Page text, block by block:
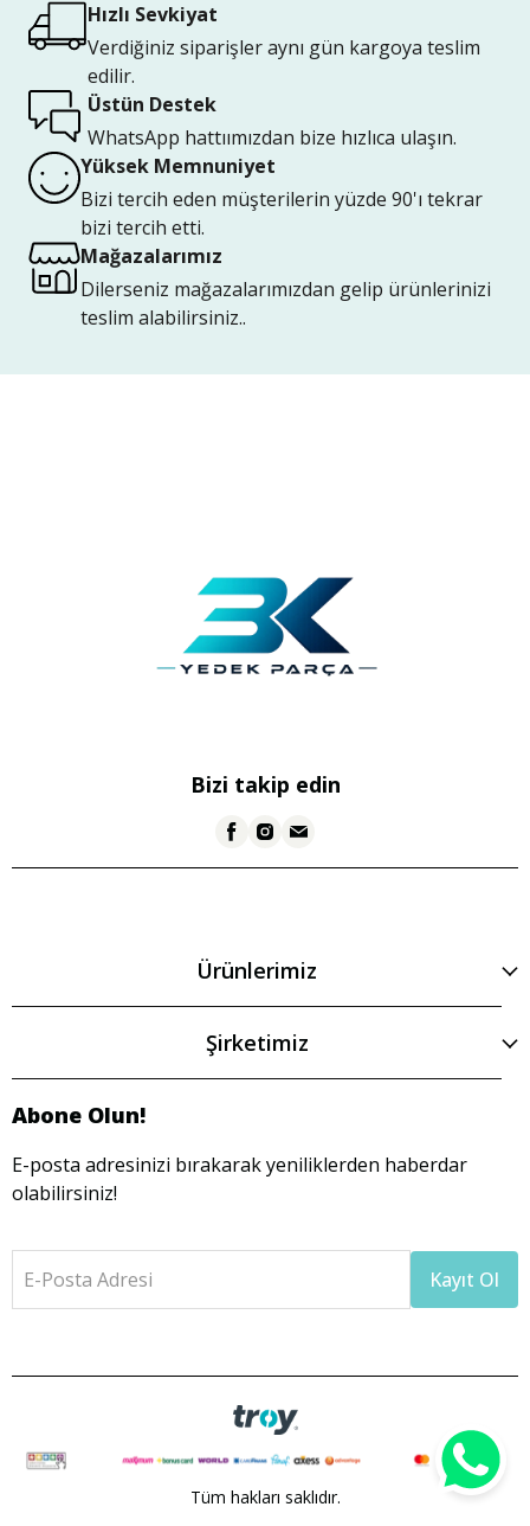
Hızlı Sevkiyat
Verdiğiniz siparişler aynı gün kargoya teslim
edilir.
Üstün Destek
WhatsApp hattıımızdan bize hızlıca ulaşın.
Yüksek Memnuniyet
Bizi tercih eden müşterilerin yüzde 90'ı tekrar
bizi tercih etti.
Mağazalarımız
Dilerseniz mağazalarımızdan gelip ürünlerinizi
teslim alabilirsiniz..
Bizi takip edin
Ürünlerimiz
Şirketimiz
Abone Olun!
E-posta adresinizi bırakarak yeniliklerden haberdar
olabilirsiniz!
E-Posta Adresi Kayıt Ol
Tüm hakları saklıdır.